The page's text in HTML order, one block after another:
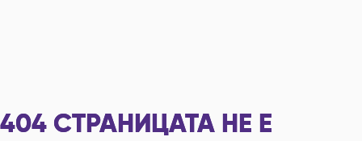
404 СТРАНИЦАТА НЕ Е